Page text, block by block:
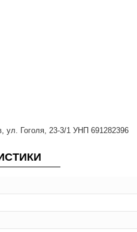
ул. Гоголя, 23-3/1 УНП 691282396